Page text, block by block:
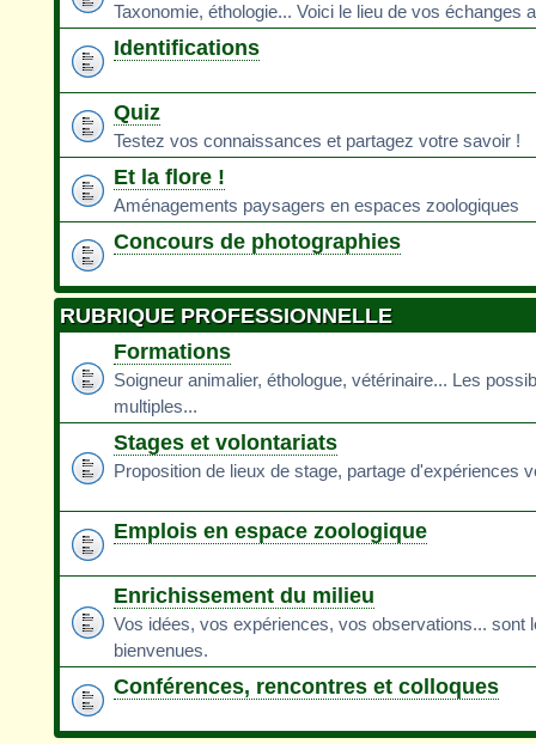
Taxonomie, éthologie... Voici le lieu de vos échanges
Identifications
Quiz
Testez vos connaissances et partagez votre savoir !
Et la flore !
Aménagements paysagers en espaces zoologiques
Concours de photographies
RUBRIQUE PROFESSIONNELLE
Formations
Soigneur animalier, éthologue, vétérinaire... Les
multiples...
Stages et volontariats
Proposition de lieux de stage, partage d'expériences
Emplois en espace zoologique
Enrichissement du milieu
Vos idées, vos expériences, vos observations... sont
bienvenues.
Conférences, rencontres et colloques